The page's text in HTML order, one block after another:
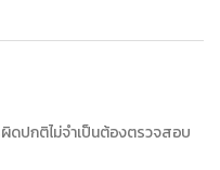
ผิดปกติไม่จำเป็นต้องตรวจสอบ